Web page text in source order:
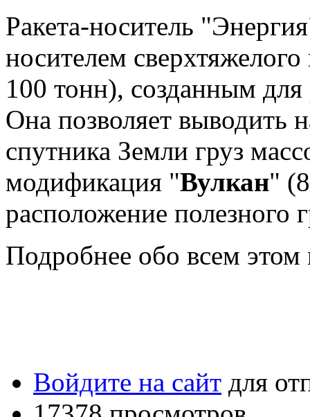
Ракета-носитель
носителем
100 тонн), созданным для
Она позволяет выводить
спутника Земли груз
модификация "Вулкан"
расположение полезного
Подробнее обо всем
Войдите на сайт для